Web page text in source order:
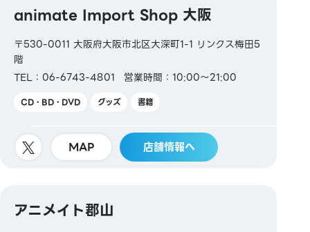
animate Import Shop 大阪
〒530-0011 大阪府大阪市北区大深町1-1 リンクス梅田5
階
TEL：06-6743-4801
営業時間：10:00～21:00
CD・BD・DVD グッズ 書籍
MAP 店舗情報へ
アニメイト郡山